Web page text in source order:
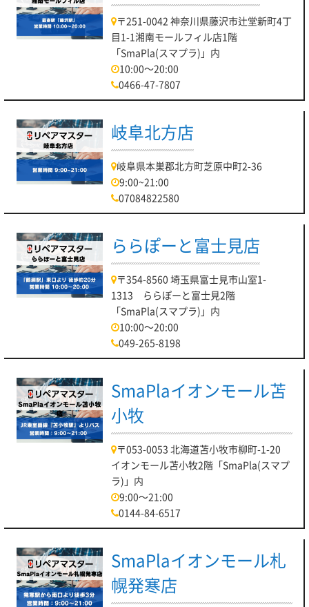
〒251-0042 神奈川県藤沢市辻堂新町4丁
目1-1湘南モールフィル店1階
「SmaPla(スマプラ)」内
10:00～20:00
0466-47-7807
岐阜北方店
岐阜県本巣郡北方町芝原中町2-36
9:00~21:00
07084822580
ららぽーと富士見店
〒354-8560 埼玉県富士見市山室1-
1313 ららぽーと富士見2階
「SmaPla(スマプラ)」内
10:00～20:00
049-265-8198
SmaPlaイオンモール苫
小牧
〒053-0053 北海道苫小牧市柳町-1-20
イオンモール苫小牧2階「SmaPla(スマプ
ラ)」内
9:00～21:00
0144-84-6517
SmaPlaイオンモール札
幌発寒店